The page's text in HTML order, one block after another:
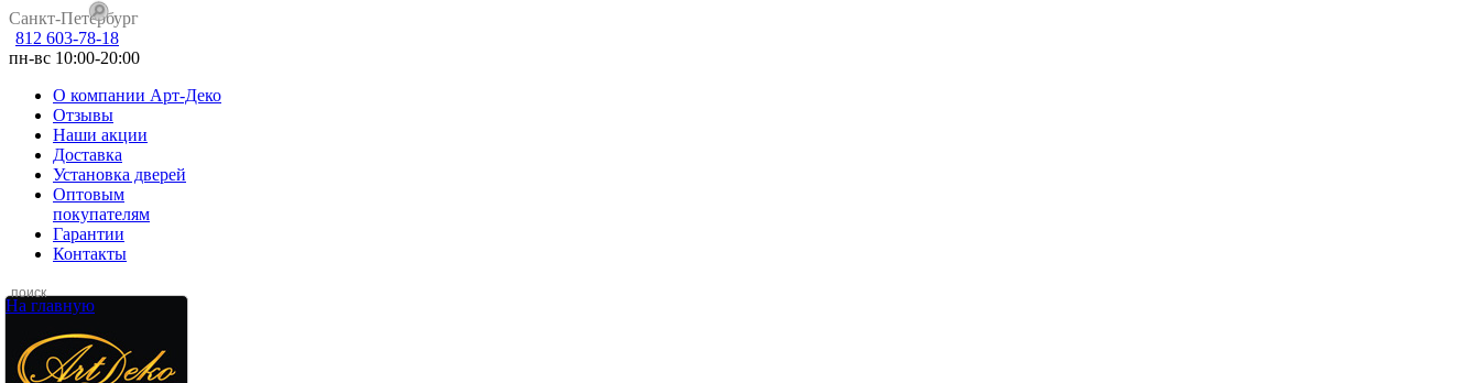
Санкт-Петербург
812 603-78-18
пн-вс 10:00-20:00
О компании Арт-Деко
Отзывы
Наши акции
Доставка
Установка дверей
Оптовым
покупателям
Гарантии
Контакты
На главную